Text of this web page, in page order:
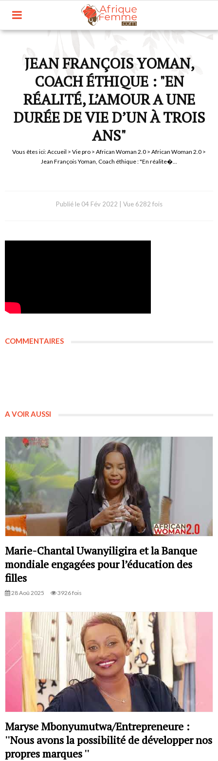
JEAN FRANÇOIS YOMAN,
COACH ÉTHIQUE : "EN
RÉALITÉ, L’AMOUR A UNE
DURÉE DE VIE D’UN À TROIS
ANS"
Vous êtes ici:Accueil > Vie pro > African Woman 2.0 > African Woman 2.0 >
Jean François Yoman, Coach éthique : "En réalite�...
Publié le 04 Fév 2022 Vue 6282 fois
COMMENTAIRES
A VOIR AUSSI
Marie-Chantal Uwanyiligira et la Banque
mondiale engagées pour l’éducation des
filles
28 Aoû 2025 3926 fois
Maryse Mbonyumutwa/Entrepreneure :
''Nous avons la possibilité de développer nos
propres marques ''